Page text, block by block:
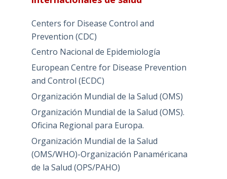
Centers for Disease Control and
Prevention (CDC)
Centro Nacional de Epidemiología
European Centre for Disease Prevention
and Control (ECDC)
Organización Mundial de la Salud (OMS)
Organización Mundial de la Salud (OMS).
Oficina Regional para Europa.
Organización Mundial de la Salud
(OMS/WHO)-Organización Panaméricana
de la Salud (OPS/PAHO)